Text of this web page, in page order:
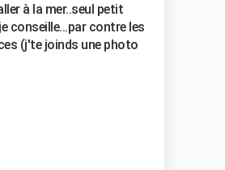
à la mer..seul petit
conseille...par contre les
(j'te joinds une photo